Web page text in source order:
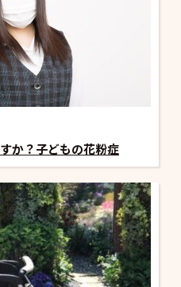
か？子どもの花粉症